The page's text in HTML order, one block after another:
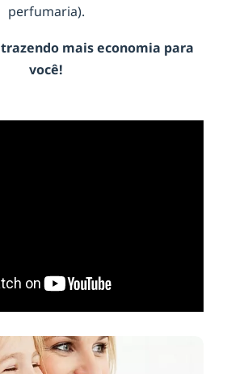
perfumaria).
trazendo mais economia para
você!